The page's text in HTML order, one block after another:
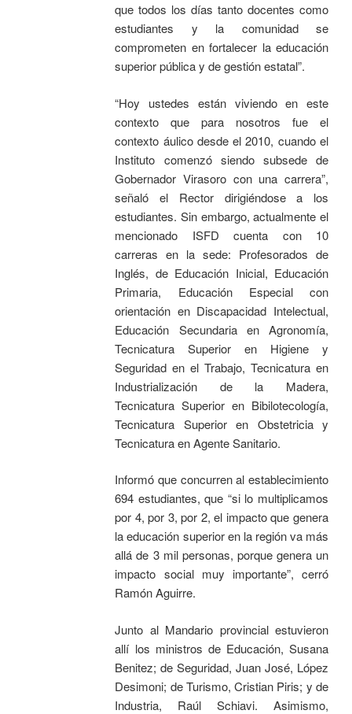
que todos los días tanto docentes como
estudiantes y la comunidad se
comprometen en fortalecer la educación
superior pública y de gestión estatal”.
“Hoy ustedes están viviendo en este
contexto que para nosotros fue el
contexto áulico desde el 2010, cuando el
Instituto comenzó siendo subsede de
Gobernador Virasoro con una carrera”,
señaló el Rector dirigiéndose a los
estudiantes. Sin embargo, actualmente el
mencionado ISFD cuenta con 10
carreras en la sede: Profesorados de
Inglés, de Educación Inicial, Educación
Primaria, Educación Especial con
orientación en Discapacidad Intelectual,
Educación Secundaria en Agronomía,
Tecnicatura Superior en Higiene y
Seguridad en el Trabajo, Tecnicatura en
Industrialización de la Madera,
Tecnicatura Superior en Bibilotecología,
Tecnicatura Superior en Obstetricia y
Tecnicatura en Agente Sanitario.
Informó que concurren al establecimiento
694 estudiantes, que “si lo multiplicamos
por 4, por 3, por 2, el impacto que genera
la educación superior en la región va más
allá de 3 mil personas, porque genera un
impacto social muy importante”, cerró
Ramón Aguirre.
Junto al Mandario provincial estuvieron
allí los ministros de Educación, Susana
Benitez; de Seguridad, Juan José, López
Desimoni; de Turismo, Cristian Piris; y de
Industria, Raúl Schiavi. Asimismo,